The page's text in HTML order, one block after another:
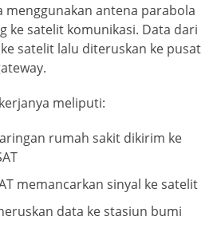
menggunakan antena parabola
ke satelit komunikasi. Data dari
satelit lalu diteruskan ke pusat
meliputi:
rumah sakit dikirim ke
memancarkan sinyal ke satelit
data ke stasiun bumi